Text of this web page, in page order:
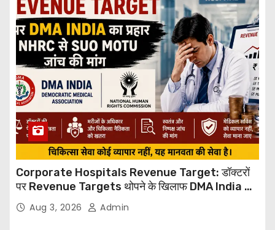
Corporate Hospitals Revenue Target: डॉक्टरों
पर Revenue Targets थोपने के खिलाफ DMA India का
बड़ा कदम, NHRC से Suo Motu जांच की मांग
Aug 3, 2026 Admin